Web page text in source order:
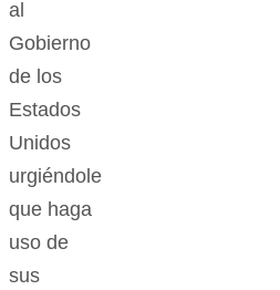
al
Gobierno
de los
Estados
Unidos
urgiéndole
que haga
uso de
sus